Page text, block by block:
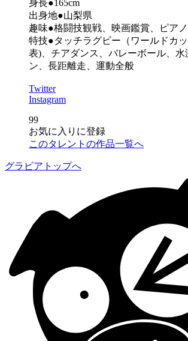
身長●165cm
出身地●山梨県
趣味●格闘技観戦、映画鑑賞、ピアノ
特技●タッチラグビー（ワールドカ
表)、チアダンス、バレーボール、水
ン、長距離走、運動全般
Twitter
Instagram
99
お気に入りに登録
このタレントの作品一覧へ
グラビアトップへ